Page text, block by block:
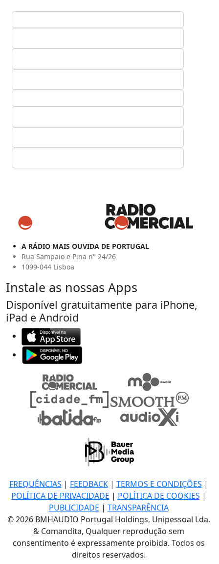
A RÁDIO MAIS OUVIDA DE PORTUGAL
Rua Sampaio e Pina n° 24/26
1099-044 Lisboa
Instale as nossas Apps
Disponível gratuitamente para iPhone,
iPad e Android
FREQUÊNCIAS | FEEDBACK| TERMOS E CONDIÇÕES |
POLÍTICA DE PRIVACIDADE | POLÍTICA DE COOKIES |
PUBLICIDADE | TRANSPARÊNCIA
© 2026 BMHAUDIO Portugal Holdings, Unipessoal Lda.
& Comandita, Qualquer reprodução sem
consentimento é expressamente proibida. Todos os
direitos reservados.